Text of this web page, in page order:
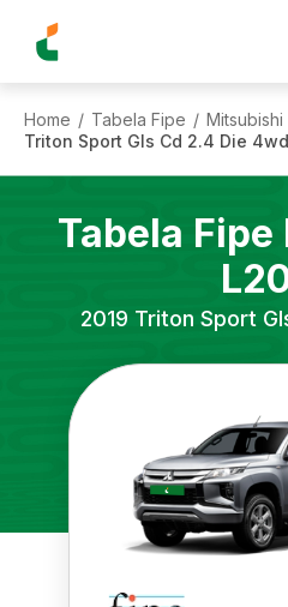
Home / Tabela Fipe / Mitsubishi
Triton Sport Gls Cd 2.4 Die 4wd
Tabela Fipe
2019 Triton Sport